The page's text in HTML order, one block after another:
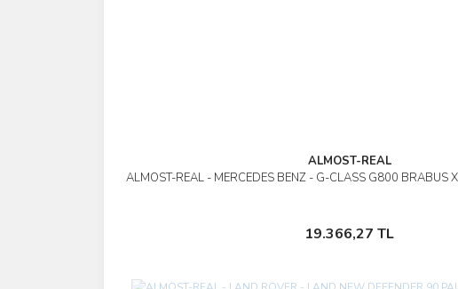
ALMOST-REAL
ALMOST-REAL - MERCEDES BENZ - G-CLASS G800 BRABUS
19.366,27 TL
İncele
Stokta Yok